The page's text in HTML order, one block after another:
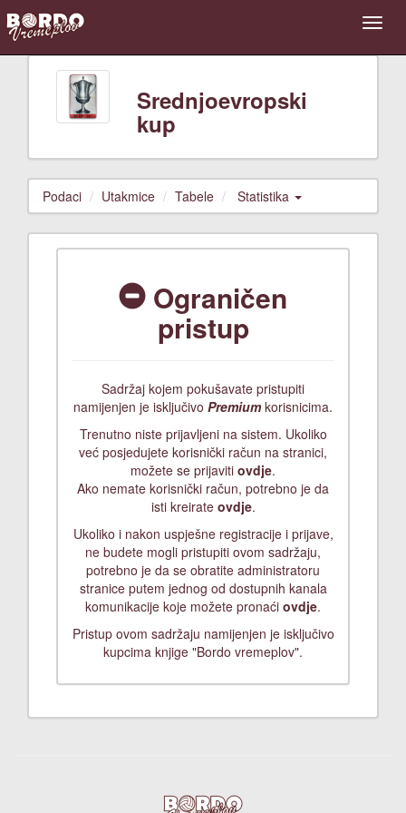
Srednjoevropski
kup
Podaci Utakmice Tabele Statistika
Ograničen
pristup
Sadržaj kojem pokušavate pristupiti
namijenjen je isključivo Premiumkorisnicima.
Trenutno niste prijavljeni na sistem. Ukoliko
već posjedujete korisnički račun na stranici,
možete se prijaviti ovdje.
Ako nemate korisnički račun, potrebno je da
isti kreirate ovdje.
Ukoliko i nakon uspješne registracije i prijave,
ne budete mogli pristupiti ovom sadržaju,
potrebno je da se obratite administratoru
stranice putem jednog od dostupnih kanala
komunikacije koje možete pronaći ovdje.
Pristup ovom sadržaju namijenjen je isključivo
kupcima knjige "Bordo vremeplov".